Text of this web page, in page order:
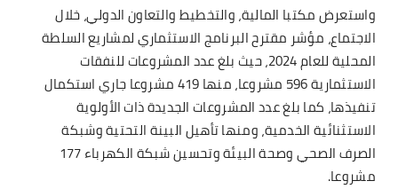
واستعرض مكتبا المالية، والتخطيط والتعاون الدولي، خلال
الاجتماع، مؤشر مقترح البرنامج الاستثماري لمشاريع السلطة
المحلية للعام 2024، حيث بلغ عدد المشروعات للنفقات
الاستثمارية 596 مشروعا، منها 419 مشروعا جاري استكمال
تنفيذها، كما بلغ عدد المشروعات الجديدة ذات الأولوية
الاستثنائية الخدمية، ومنها تأهيل البينة التحتية وشبكة
الصرف الصحي وصحة البيئة وتحسين شبكة الكهرباء 177
مشروعا.